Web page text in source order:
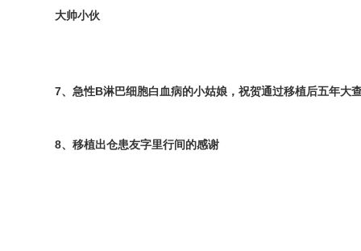
大帅小伙
7、急性B淋巴细胞白血病的小姑娘，祝贺通过移植后五年大
8、移植出仓患友字里行间的感谢